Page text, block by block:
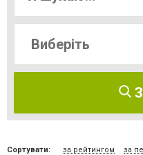
Сортувати: за рейтингом за